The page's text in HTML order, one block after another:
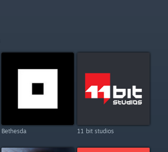
Bethesda 11 bit studios